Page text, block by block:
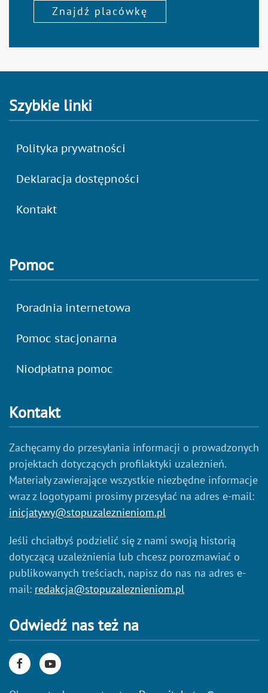
Znajdź placówkę
Szybkie linki
Polityka prywatności
Deklaracja dostępności
Kontakt
Pomoc
Poradnia internetowa
Pomoc stacjonarna
Niodpłatna pomoc
Kontakt
Zachęcamy do przesyłania informacji o prowadzonych
projektach dotyczących profilaktyki uzależnień.
Materiały zawierające wszystkie niezbędne informacje
wraz z logotypami prosimy przesyłać na adres e-mail:
inicjatywy@stopuzaleznieniom.pl
Jeśli chciałbyś podzielić się z nami swoją historią
dotyczącą uzależnienia lub chcesz porozmawiać o
publikowanych treściach, napisz do nas na adres e-
mail: redakcja@stopuzaleznieniom.pl
Odwiedź nas też na